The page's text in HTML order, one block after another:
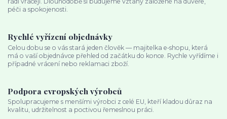
péči a spokojenosti.
Rychlé vyřízení objednávky
Celou dobu se o vás stará jeden člověk — majitelka e‑shopu, která
má o vaší objednávce přehled od začátku do konce. Rychle vyřídíme i
případné vrácení nebo reklamaci zboží.
Podpora evropských výrobců
Spolupracujeme s menšími výrobci z celé EU, kteří kladou důraz na
kvalitu, udržitelnost a poctivou řemeslnou práci.